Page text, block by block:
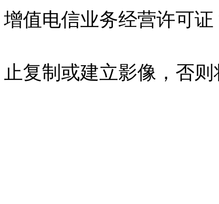
增值电信业务经营许可证
止复制或建立影像，否